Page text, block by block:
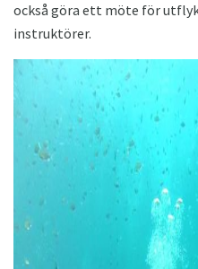
också göra ett möte för
instruktörer.